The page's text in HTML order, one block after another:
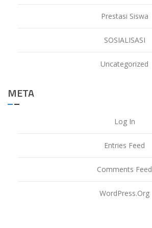
Prestasi Siswa
SOSIALISASI
Uncategorized
META
Log In
Entries Feed
Comments Feed
WordPress.org